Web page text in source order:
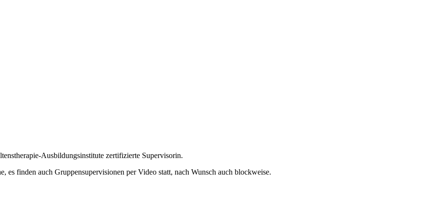
Ausbildungsinstitute zertifizierte Supervisorin.
es finden auch Gruppensupervisionen per Video statt, nach Wunsch auch blockweise.